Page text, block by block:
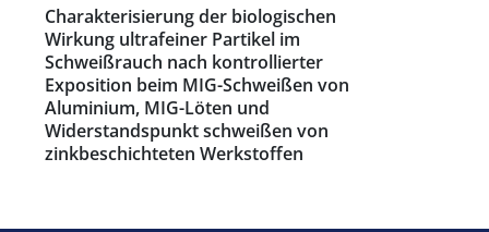
Charakterisierung der biologischen
Wirkung ultrafeiner Partikel im
Schweißrauch nach kontrollierter
Exposition beim MIG-Schweißen von
Aluminium, MIG-Löten und
Widerstandspunkt schweißen von
zinkbeschichteten Werkstoffen